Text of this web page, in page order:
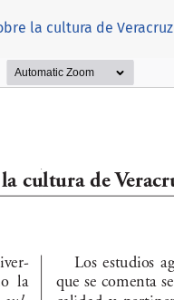
la cultura de Veracruz